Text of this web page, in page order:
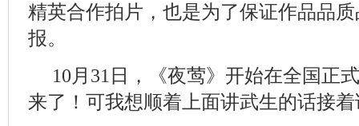
精英合作拍片，也是为了保证作品品
报。
10月31日，《夜莺》开始在全国正
来了！可我想顺着上面讲武生的话接